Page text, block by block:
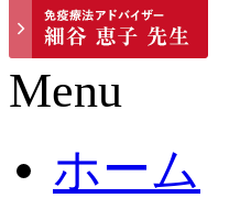
Menu
ホーム